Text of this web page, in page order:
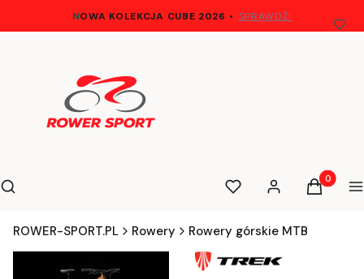
NOWA KOLEKCJA CUBE 2026 • SPRAWDŹ!
Otwórz wyszukiwarkę
Szukaj UlubioneZaloguj sięProdukty
Koszyk
ROWER-SPORT.PL Rowery Rowery górskie MTB